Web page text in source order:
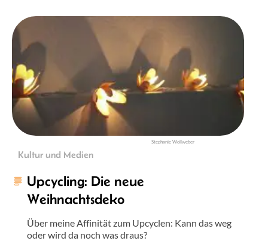
Stephanie Wollweber
Kultur und Medien
Upcycling: Die neue
Weihnachtsdeko
Über meine Affinität zum Upcyclen: Kann das weg
oder wird da noch was draus?